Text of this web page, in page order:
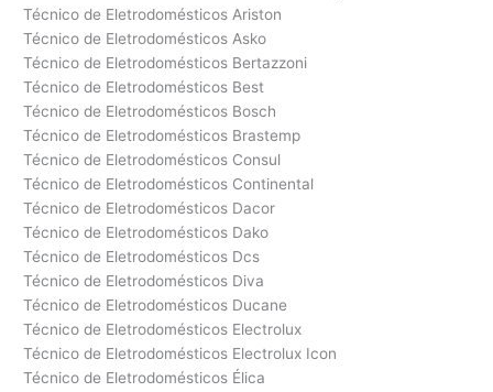
Técnico de Eletrodomésticos Ariston
Técnico de Eletrodomésticos Asko
Técnico de Eletrodomésticos Bertazzoni
Técnico de Eletrodomésticos Best
Técnico de Eletrodomésticos Bosch
Técnico de Eletrodomésticos Brastemp
Técnico de Eletrodomésticos Consul
Técnico de Eletrodomésticos Continental
Técnico de Eletrodomésticos Dacor
Técnico de Eletrodomésticos Dako
Técnico de Eletrodomésticos Dcs
Técnico de Eletrodomésticos Diva
Técnico de Eletrodomésticos Ducane
Técnico de Eletrodomésticos Electrolux
Técnico de Eletrodomésticos Electrolux Icon
Técnico de Eletrodomésticos Élica